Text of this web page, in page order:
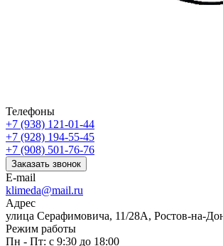
Телефоны
+7 (938) 121-01-44
+7 (928) 194-55-45
+7 (908) 501-76-76
Заказать звонок
E-mail
klimeda@mail.ru
Адрес
улица Серафимовича, 11/28А, Ростов-на-
Режим работы
Пн - Пт: с 9:30 до 18:00